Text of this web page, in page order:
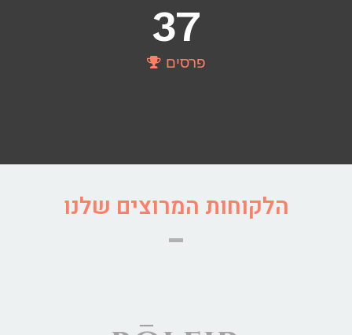
37
פרסים
הלקוחות המרוצים שלנו